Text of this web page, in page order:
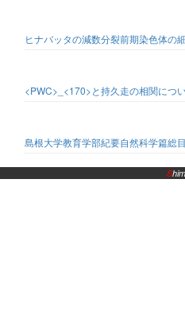
ヒナバッタの減数分裂前期染色体の
<PWC>_<170>と持久走の相関につ
島根大学教育学部紀要自然科学篇総
S